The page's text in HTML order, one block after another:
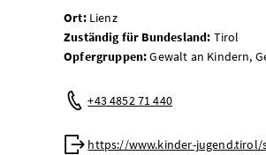
Ort:Lienz
Zuständig für Bundesland: Tirol
Opfergruppen:Gewalt an Kindern,
Telefon:
+43 4852 71 440
Web:
https://www.kinder-